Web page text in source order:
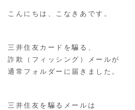
こんにちは、こなきあです。
三井住友カードを騙る、
詐欺（フィッシング）メールが
通常フォルダーに届きました。
三井住友を騙るメールは